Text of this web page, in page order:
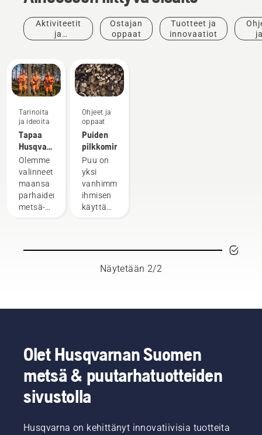
Aktiviteetit
ja
Ostajan
oppaat
Tuotteet ja
innovaatiot
Tarinoita
ja ideoita
Tapaa
Husqvarnan
H-tiimi –
tuotteidemme
vaativimmat
käyttäjät
Olemme
valinneet
maansa
parhaiden
metsä-
joukosta
on H-
tiimimme,
joka
edustaa
tuotteidemme
vaativimpia
Ohjeet ja
oppaat
Puiden
pilkkominen
Puu on
yksi
vanhimmista
ihmisen
käyttämistä
puun
polttaminen
luojana
vaan
myös
kotien
lämmittäjänä.
on
Näytetään 2/2
Olet Husqvarnan Suomen
metsä & puutarhatuotteiden
sivustolla
Husqvarna on kehittänyt innovatiivisia tuotteita